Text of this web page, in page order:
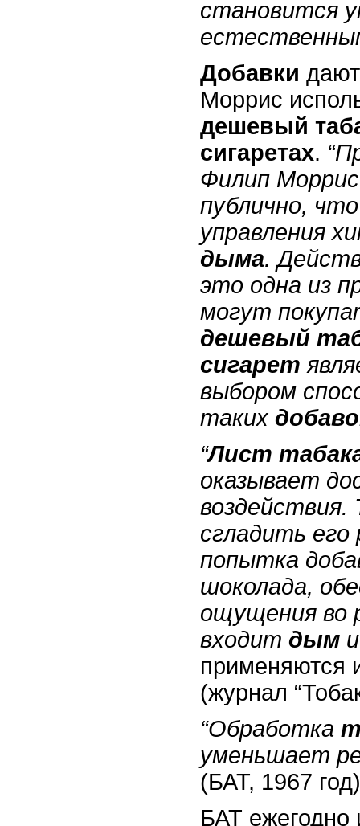
становится
Добавки
Моррис
дешевый
сигаретах.
Филип
публично,
управления
дыма.
это одна из
могут
дешевый
сигарет
выбором
таких
“Лист
оказывает
сгладить его
попытка
шоколада,
ощущения во
входит дым
применяются
(журнал
“Обработка
уменьшает
(БАТ, 1967
БАТ ежегодно